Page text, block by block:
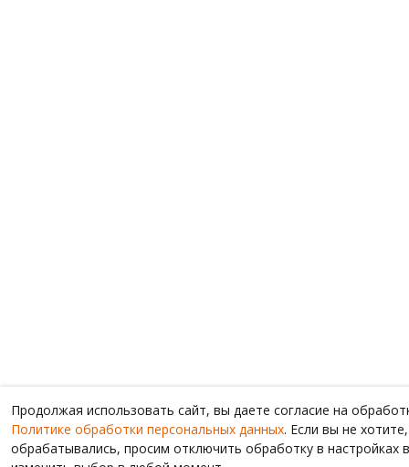
Продолжая использовать сайт, вы даете согласие на
Политике обработки персональных данных. Если вы не
обрабатывались, просим отключить обработку в настройках